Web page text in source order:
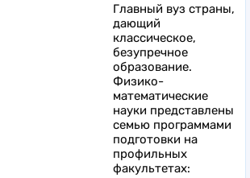
Главный вуз страны,
дающий
классическое,
безупречное
образование.
Физико-
математические
науки представлены
семью программами
подготовки на
профильных
факультетах: